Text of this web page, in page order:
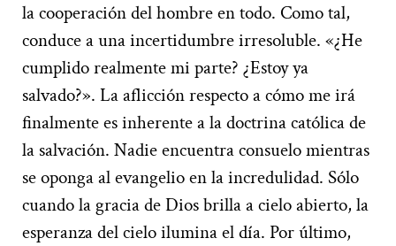
la cooperación del hombre en todo. Como tal,
conduce a una incertidumbre irresoluble. «¿He
cumplido realmente mi parte? ¿Estoy ya
salvado?». La aflicción respecto a cómo me irá
finalmente es inherente a la doctrina católica de
la salvación. Nadie encuentra consuelo mientras
se oponga al evangelio en la incredulidad. Sólo
cuando la gracia de Dios brilla a cielo abierto, la
esperanza del cielo ilumina el día. Por último,